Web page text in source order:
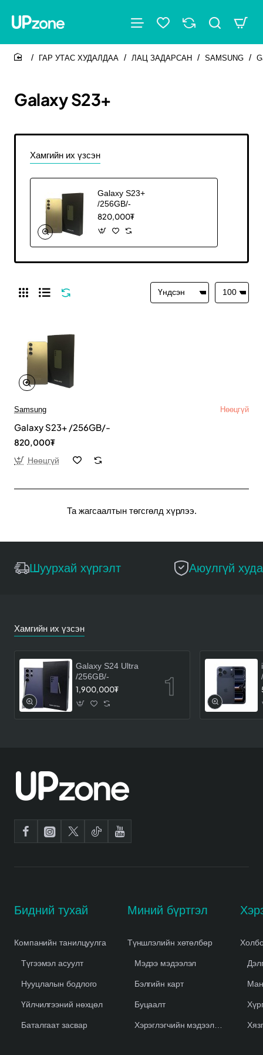
Galaxy S23+
ГАР УТАС ХУДАЛДАА ЛАЦ ЗАДАРСАН SAMSUNG
Хамгийн их үзсэн
Galaxy S23+
/256GB/-
820,000₮
Samsung Нөөцгүй
Galaxy S23+ /256GB/-
820,000₮
Нөөцгүй
Та жагсаалтын төгсгөлд хүрлээ.
Шуурхай хүргэлт Аюулгүй
Хамгийн их үзсэн
Galaxy S24 Ultra
/256GB/-
1,900,000₮
Бидний тухай
Компанийн танилцуулга
Түгээмэл асуулт
Нууцлалын бодлого
Үйлчилгээний нөхцөл
Баталгаат засвар
Миний бүртгэл
Түншлэлийн хөтөлбөр
Мэдээ мэдээлэл
Бэлгийн карт
Буцаалт
Хэрэглэгчийн мэдээлэл устгах